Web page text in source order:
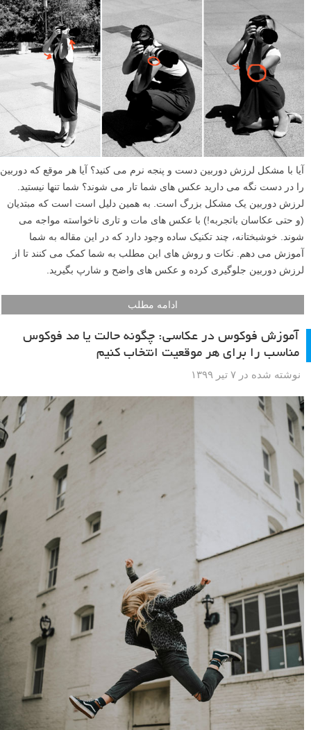
آیا با مشکل لرزش دوربین دست و پنجه نرم می کنید؟ آیا هر موقع که دوربین
را در دست نگه می دارید عکس های شما تار می شوند؟ شما تنها نیستید.
لرزش دوربین یک مشکل بزرگ است. به همین دلیل است است که مبتدیان
(و حتی عکاسان باتجربه!) با عکس های مات و تاری ناخواسته مواجه می
شوند. خوشبختانه، چند تکنیک ساده وجود دارد که در این مقاله به شما
آموزش می دهم. نکات و روش های این مطلب به شما کمک می کنند تا از
لرزش دوربین جلوگیری کرده و عکس های واضح و شارپ بگیرید.
ادامه مطلب
آموزش فوکوس در عکاسی: چگونه حالت یا مد فوکوس
مناسب را برای هر موقعیت انتخاب کنیم
نوشته شده در ۷ تیر ۱۳۹۹